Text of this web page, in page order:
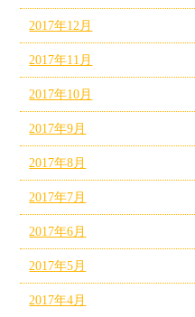
2017年12月
2017年11月
2017年10月
2017年9月
2017年8月
2017年7月
2017年6月
2017年5月
2017年4月